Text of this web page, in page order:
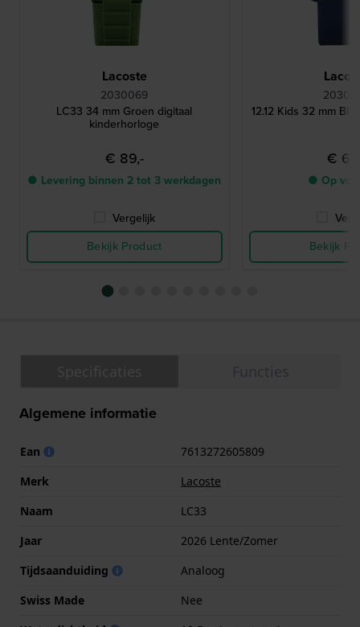
Lacoste
2030069
LC33 34 mm Groen digitaal
kinderhorloge
€ 89,-
● Levering binnen 2 tot 3 werkdagen
Vergelijk
Bekijk Product
12.12 Kids 32 mm
€
● Op
Bekijk
Algemene informatie
Ean
7613272605809
Merk
Lacoste
Naam
LC33
Jaar
2026 Lente/Zomer
Tijdsaanduiding
Analoog
Swiss Made
Nee